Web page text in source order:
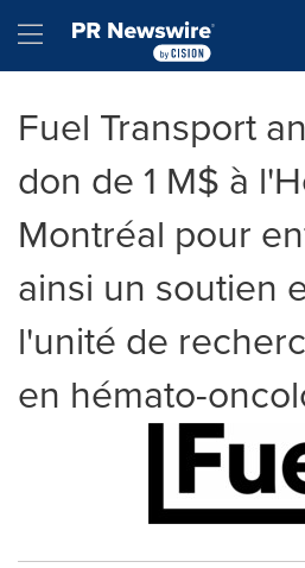
Hamburger menu
Fuel Transport
don de 1 M$ à
Montréal pour
ainsi un soutien
l'unité de
en hémato-